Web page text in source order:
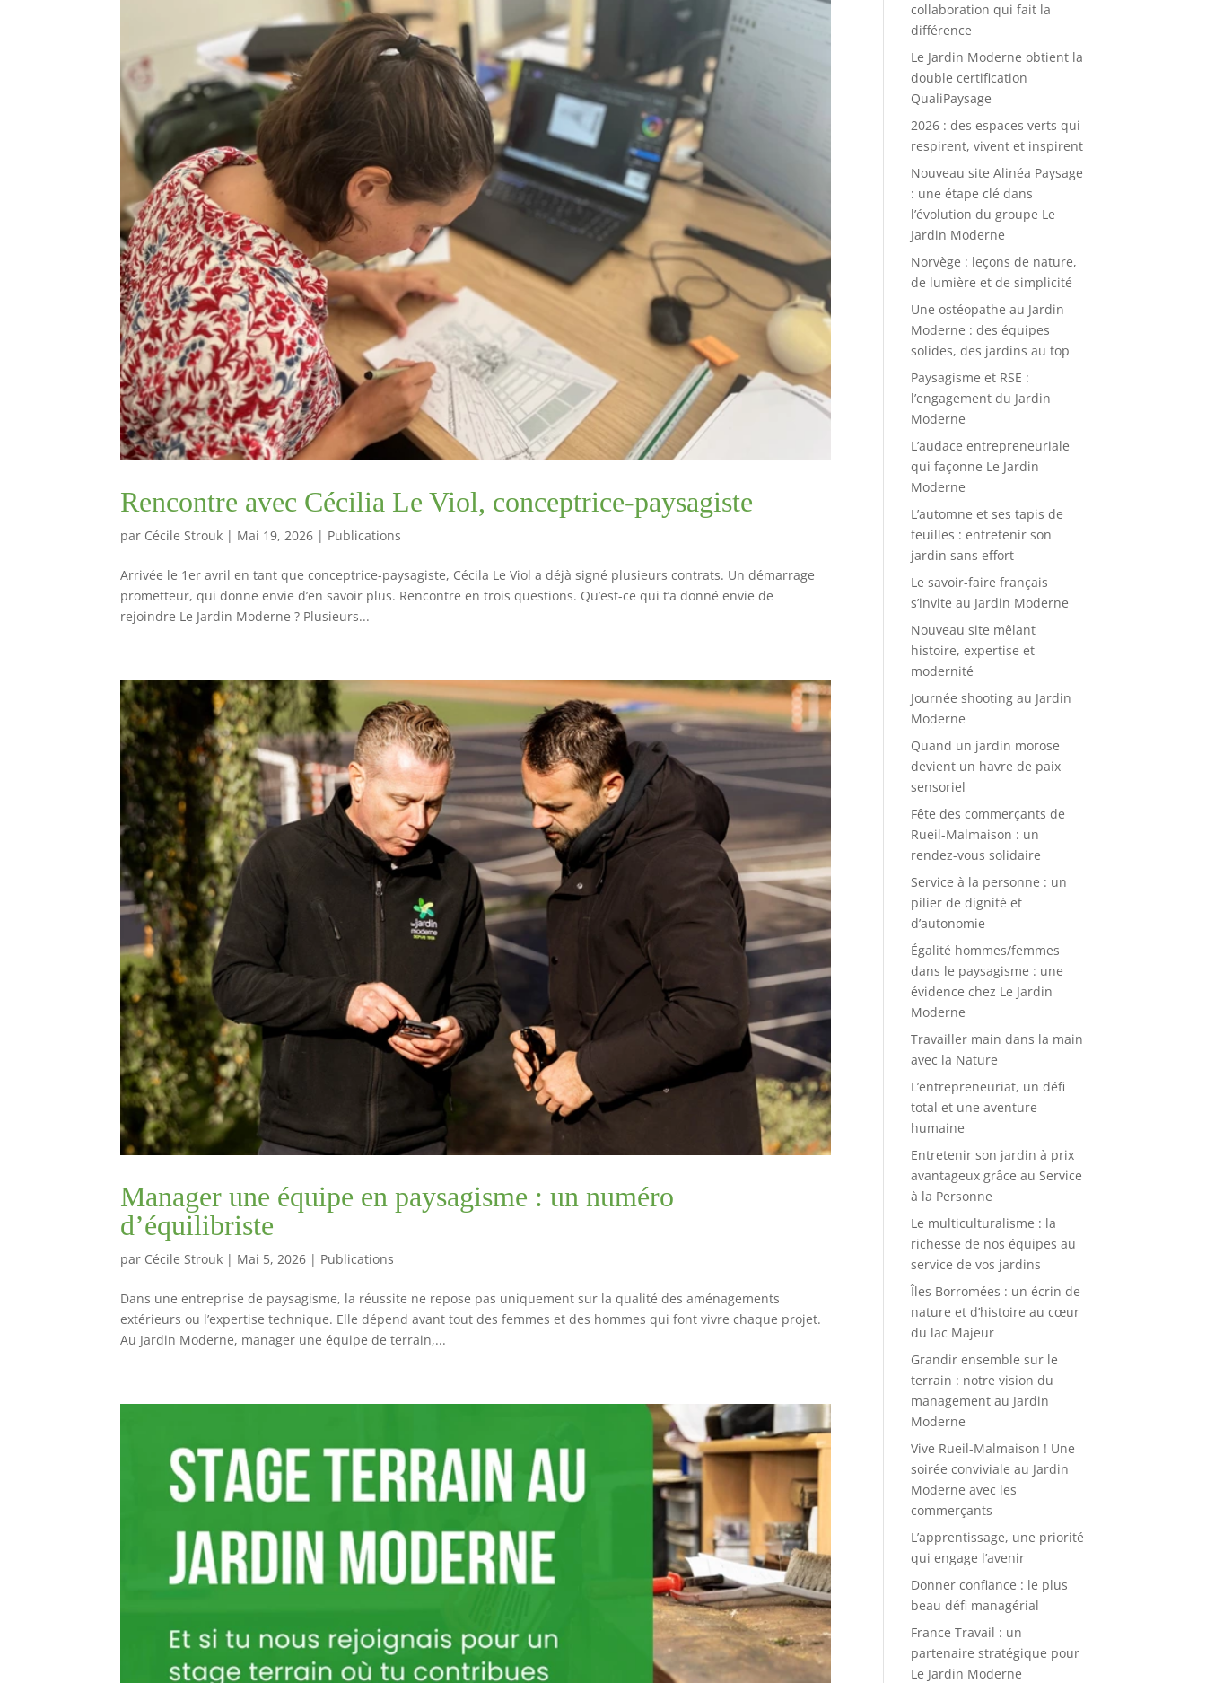
Rencontre avec Cécilia Le Viol, conceptrice-paysagiste
par Cécile Strouk | Mai 19, 2026 | Publications
Arrivée le 1er avril en tant que conceptrice-paysagiste, Cécila Le Viol a déjà signé plusieurs contrats. Un démarrage
prometteur, qui donne envie d’en savoir plus. Rencontre en trois questions. Qu’est-ce qui t’a donné envie de
rejoindre Le Jardin Moderne ? Plusieurs...
Manager une équipe en paysagisme : un numéro
d’équilibriste
par Cécile Strouk | Mai 5, 2026 | Publications
Dans une entreprise de paysagisme, la réussite ne repose pas uniquement sur la qualité des aménagements
extérieurs ou l’expertise technique. Elle dépend avant tout des femmes et des hommes qui font vivre chaque projet.
Au Jardin Moderne, manager une équipe de terrain,...
collaboration qui fait la
différence
Le Jardin Moderne obtient la
double certification
QualiPaysage
2026 : des espaces verts qui
respirent, vivent et inspirent
Nouveau site Alinéa Paysage
: une étape clé dans
l’évolution du groupe Le
Jardin Moderne
Norvège : leçons de nature,
de lumière et de simplicité
Une ostéopathe au Jardin
Moderne : des équipes
solides, des jardins au top
Paysagisme et RSE :
l’engagement du Jardin
Moderne
L’audace entrepreneuriale
qui façonne Le Jardin
Moderne
L’automne et ses tapis de
feuilles : entretenir son
jardin sans effort
Le savoir-faire français
s’invite au Jardin Moderne
Nouveau site mêlant
histoire, expertise et
modernité
Journée shooting au Jardin
Moderne
Quand un jardin morose
devient un havre de paix
sensoriel
Fête des commerçants de
Rueil-Malmaison : un
rendez-vous solidaire
Service à la personne : un
pilier de dignité et
d’autonomie
Égalité hommes/femmes
dans le paysagisme : une
évidence chez Le Jardin
Moderne
Travailler main dans la main
avec la Nature
L’entrepreneuriat, un défi
total et une aventure
humaine
Entretenir son jardin à prix
avantageux grâce au Service
à la Personne
Le multiculturalisme : la
richesse de nos équipes au
service de vos jardins
Îles Borromées : un écrin de
nature et d’histoire au cœur
du lac Majeur
Grandir ensemble sur le
terrain : notre vision du
management au Jardin
Moderne
Vive Rueil-Malmaison ! Une
soirée conviviale au Jardin
Moderne avec les
commerçants
L’apprentissage, une priorité
qui engage l’avenir
Donner confiance : le plus
beau défi managérial
France Travail : un
partenaire stratégique pour
Le Jardin Moderne